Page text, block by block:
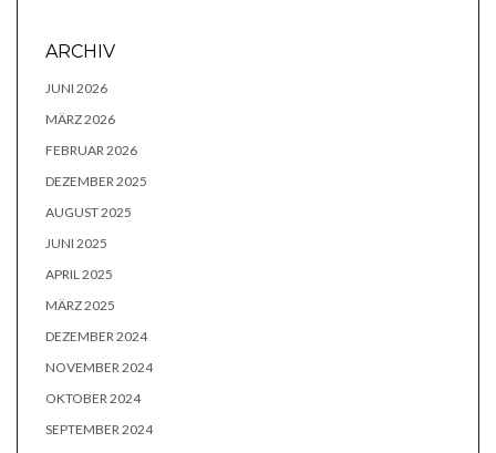
ARCHIV
JUNI 2026
MÄRZ 2026
FEBRUAR 2026
DEZEMBER 2025
AUGUST 2025
JUNI 2025
APRIL 2025
MÄRZ 2025
DEZEMBER 2024
NOVEMBER 2024
OKTOBER 2024
SEPTEMBER 2024